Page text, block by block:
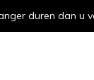
duren dan u